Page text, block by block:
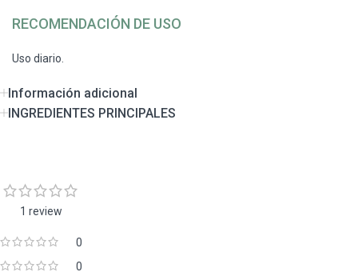
RECOMENDACIÓN DE USO
Uso diario.
Información adicional
INGREDIENTES PRINCIPALES
1 review
0
0